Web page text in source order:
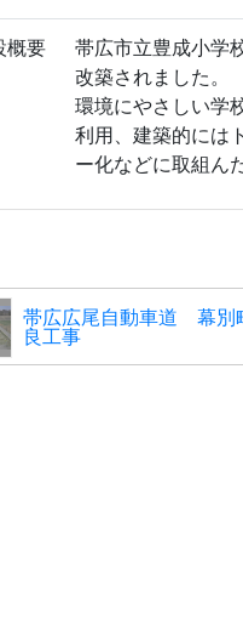
概要
帯広市立豊成小学
改築されました。
環境にやさしい学
利用、建築的には
ー化などに取組ん
帯広広尾自動車道 幕
良工事